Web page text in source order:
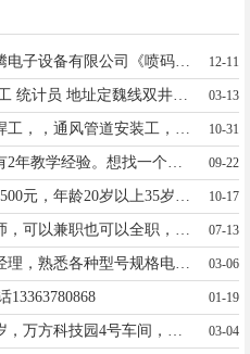
因公司业务扩展需求，华腾电子设备有限公司《喷码机》现诚聘以下工作人员:18_35岁月工资3000——5000，管吃住，地址，洨口村华腾电子设备有限公司，门市部，工资加提成加奖金，会开车者，优选：电话:1883349990515933340957 12-11
油缸厂招聘数控车工 零活工 统计员 地址定魏线双井村 13833951114 03-13
10-31
09-22
10-17
07-13
石家庄泰丰线缆招聘销售经理，熟悉各种型号规格电缆，有销售经验，熟悉电脑和做报价单，库房门市都干过！管吃管住工资面议13315988166 03-06
13363780868 01-19
03-04